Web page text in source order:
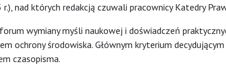
r.), nad których redakcją czuwali pracownicy Katedry
wymiany myśli naukowej i doświadczeń
ochrony środowiska. Głównym kryterium
czasopisma.